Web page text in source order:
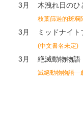
3月 木洩れ日のひ
枝葉篩過的斑斕
3月 ミッドナイト
(中文書名未定)
3月 絶滅動物物語
滅絕動物物語―